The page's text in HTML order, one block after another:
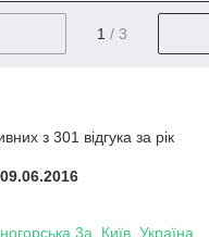
1 / 3
з 301 відгука за рік
3а, Київ, Україна